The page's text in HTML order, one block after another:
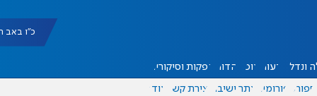
כ"ו באב
ונדל"ן דעות אוכל יהדות הפקות וסיקורים
ספורט פורומים אתר ישיבה יצירת קשר עוד